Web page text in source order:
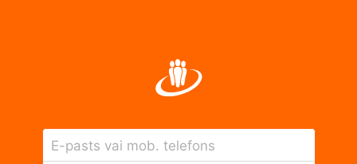
E-pasts vai mob. telefons